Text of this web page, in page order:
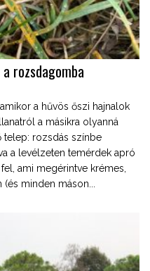
rozsdagomba
a hűvös őszi hajnalok
a másikra olyanná
telep: rozsdás színbe
a levélzeten temérdek apró
ami megérintve krémes,
minden máson...